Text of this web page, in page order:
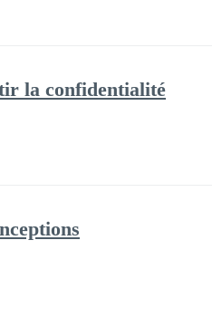
la confidentialité